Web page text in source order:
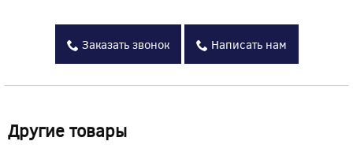
Заказать звонок Написать нам
Другие товары